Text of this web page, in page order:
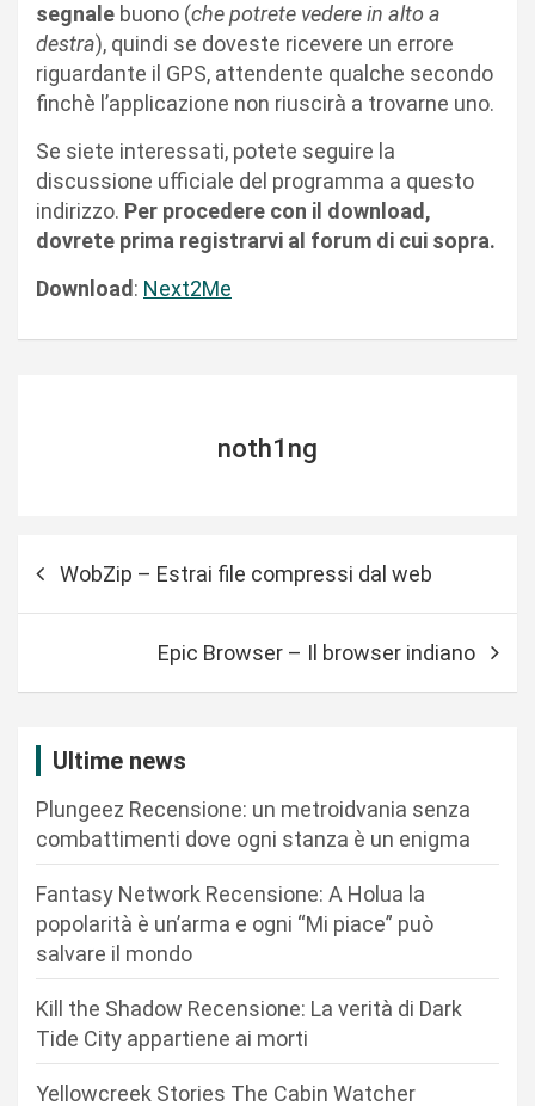
segnale buono (che potrete vedere in alto a
destra), quindi se doveste ricevere un errore
riguardante il GPS, attendente qualche secondo
finchè l’applicazione non riuscirà a trovarne uno.
Se siete interessati, potete seguire la
discussione ufficiale del programma a questo
indirizzo. Per procedere con il download,
dovrete prima registrarvi al forum di cui sopra.
Download : Next2Me
noth1ng
WobZip – Estrai file compressi dal web
Epic Browser – Il browser indiano
Ultime news
Plungeez Recensione: un metroidvania senza
combattimenti dove ogni stanza è un enigma
Fantasy Network Recensione: A Holua la
popolarità è un’arma e ogni “Mi piace” può
salvare il mondo
Kill the Shadow Recensione: La verità di Dark
Tide City appartiene ai morti
Yellowcreek Stories The Cabin Watcher